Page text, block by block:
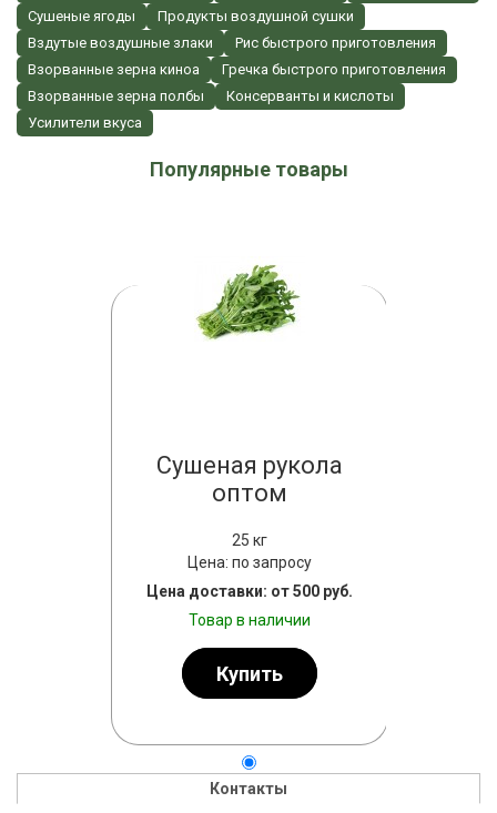
Сушеные ягоды
Продукты воздушной сушки
Вздутые воздушные злаки
Рис быстрого приготовления
Взорванные зерна киноа
Гречка быстрого приготовления
Взорванные зерна полбы
Консерванты и кислоты
Усилители вкуса
Популярные товары
Сушеная рукола
оптом
25 кг
Цена: по запросу
Цена доставки: от 500 руб.
Товар в наличии
Купить
Контакты